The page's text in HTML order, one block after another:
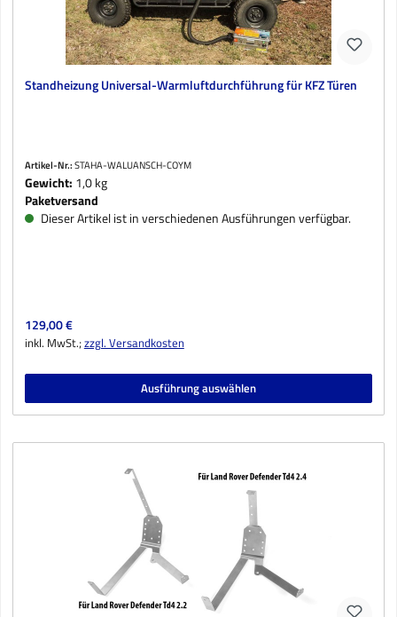
Standheizung Universal-Warmluftdurchführung für KFZ Türen
Artikel-Nr.:STAHA-WALUANSCH-COYM
Gewicht: 1,0 kg
Paketversand
Dieser Artikel ist in verschiedenen Ausführungen verfügbar.
Regulärer Preis:
129,00 €
inkl. MwSt.;zzgl. Versandkosten
Ausführung auswählen